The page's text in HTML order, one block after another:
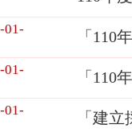
01-
「110
01-
「110
01-
「建